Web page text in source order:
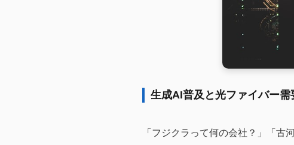
生成AI普及と光ファイバー需
「フジクラって何の会社？」「